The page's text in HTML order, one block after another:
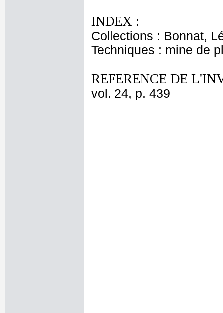
INDEX :
Collections : Bonnat,
Techniques : mine de
REFERENCE DE
vol. 24, p. 439